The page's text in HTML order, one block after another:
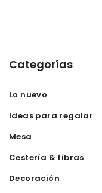
Categorías
Lo nuevo
Ideas para regalar
Mesa
Cestería & fibras
Decoración